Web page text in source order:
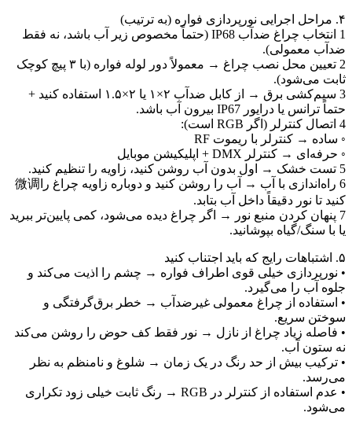
۴. مراحل اجرایی نورپردازی فواره (به ترتیب)
1 انتخاب چراغ ضدآب IP68 (حتماً مخصوص زیر آب باشد، نه فقط
ضدآب معمولی).
2 تعیین محل نصب چراغ → معمولاً دور لوله فواره (با ۳ پیچ کوچک
ثابت می‌شود).
3 سیم‌کشی برق → از کابل ضدآب ۲×۱ یا ۲×۱.۵ استفاده کنید +
حتماً ترانس یا درایور IP67 بیرون آب باشد.
4 اتصال کنترلر (اگر RGB است):
◦ ساده → کنترلر با ریموت RF
◦ حرفه‌ای → کنترلر DMX + اپلیکیشن موبایل
5 تست خشک → اول بدون آب روشن کنید، زاویه را تنظیم کنید.
6 راه‌اندازی با آب → آب را روشن کنید و دوباره زاویه چراغ را微调
کنید تا نور دقیقاً داخل آب بتابد.
7 پنهان کردن منبع نور → اگر چراغ دیده می‌شود، کمی پایین‌تر ببرید
یا با سنگ/گیاه بپوشانید.
۵. اشتباهات رایج که باید اجتناب کنید
• نورپردازی خیلی قوی اطراف فواره → چشم را اذیت می‌کند و
جلوه آب را می‌گیرد.
• استفاده از چراغ معمولی غیرضدآب → خطر برق‌گرفتگی و
سوختن سریع.
• فاصله زیاد چراغ از نازل → نور فقط کف حوض را روشن می‌کند
نه ستون آب.
• ترکیب بیش از حد رنگ در یک زمان → شلوغ و نامنظم به نظر
می‌رسد.
• عدم استفاده از کنترلر در RGB → رنگ ثابت خیلی زود تکراری
می‌شود.